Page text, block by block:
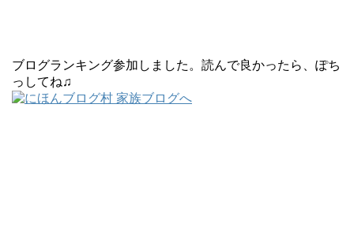
ブログランキング参加しました。読んで良かったら、ぽち
っしてね♫